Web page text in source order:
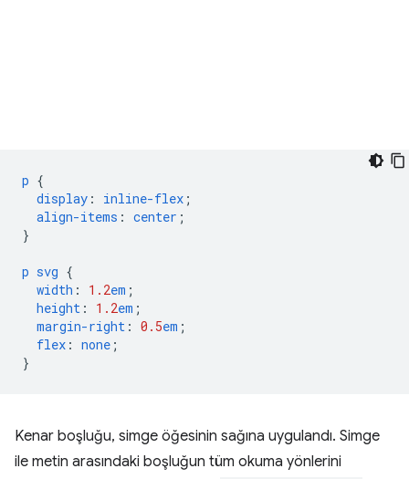
p {
display : inline-flex ;
align-items : center ;
}
p svg {
width : 1.2em ;
height : 1.2em ;
margin-right : 0.5em ;
flex : none ;
}
Kenar boşluğu, simge öğesinin sağına uygulandı. Simge
ile metin arasındaki boşluğun tüm okuma yönlerini